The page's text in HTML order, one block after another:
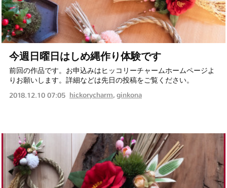
今週日曜日はしめ縄作り体験です
前回の作品です。お申込みはヒッコリーチャームホームページよ
りお願いします。詳細などは先日の投稿をご覧ください。
2018.12.10 07:05 hickorycharm ginkona